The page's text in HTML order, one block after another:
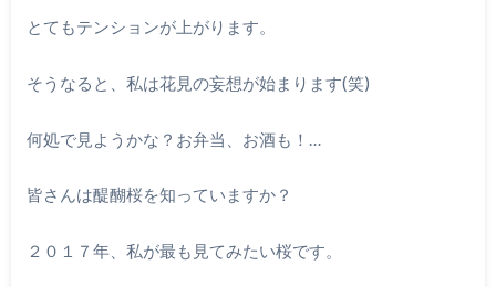
とてもテンションが上がります。
そうなると、私は花見の妄想が始まります(笑)
何処で見ようかな？お弁当、お酒も！…
皆さんは醍醐桜を知っていますか？
２０１７年、私が最も見てみたい桜です。